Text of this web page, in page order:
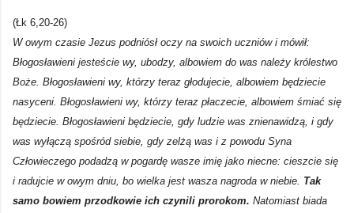
(Łk 6,20-26)
W owym czasie Jezus podniósł oczy na swoich uczniów i mówił:
Błogosławieni jesteście wy, ubodzy, albowiem do was należy królestwo
Boże. Błogosławieni wy, którzy teraz głodujecie, albowiem będziecie
nasyceni. Błogosławieni wy, którzy teraz płaczecie, albowiem śmiać się
będziecie. Błogosławieni będziecie, gdy ludzie was znienawidzą, i gdy
was wyłączą spośród siebie, gdy zelżą was i z powodu Syna
Człowieczego podadzą w pogardę wasze imię jako niecne: cieszcie się
i radujcie w owym dniu, bo wielka jest wasza nagroda w niebie. Tak
samo bowiem przodkowie ich czynili prorokom. Natomiast biada